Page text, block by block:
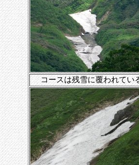
コースは残雪に覆われてい